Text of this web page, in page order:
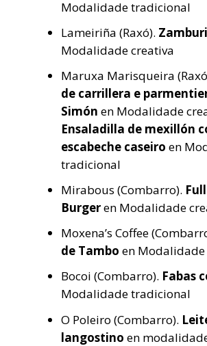
Modalidade tradicional
Lameiriña (Raxó).
Modalidade creativa
Maruxa Marisqueira
de carrillera e
Simón en Modalidade
Ensaladilla de mexillón
escabeche caseiro en
tradicional
Mirabous (Combarro).
Burgeren Modalidade
Moxena’s Coffee
de Tambo en Modalidade
Bocoi (Combarro). Fabas
Modalidade tradicional
O Poleiro (Combarro).
langostino en